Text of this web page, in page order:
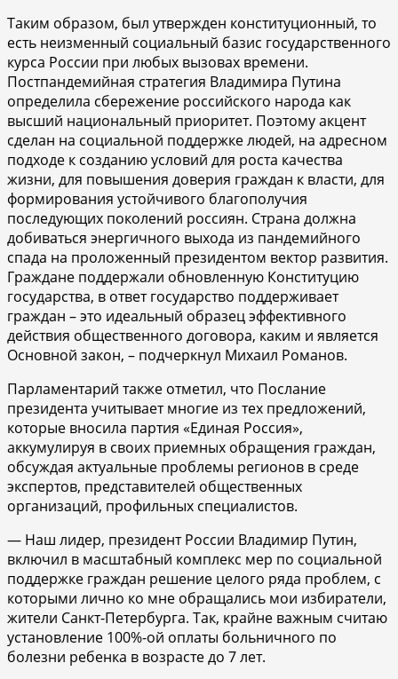
Таким образом, был утвержден конституционный, то
есть неизменный социальный базис государственного
курса России при любых вызовах времени.
Постпандемийная стратегия Владимира Путина
определила сбережение российского народа как
высший национальный приоритет. Поэтому акцент
сделан на социальной поддержке людей, на адресном
подходе к созданию условий для роста качества
жизни, для повышения доверия граждан к власти, для
формирования устойчивого благополучия
последующих поколений россиян. Страна должна
добиваться энергичного выхода из пандемийного
спада на проложенный президентом вектор развития.
Граждане поддержали обновленную Конституцию
государства, в ответ государство поддерживает
граждан – это идеальный образец эффективного
действия общественного договора, каким и является
Основной закон, – подчеркнул Михаил Романов.
Парламентарий также отметил, что Послание
президента учитывает многие из тех предложений,
которые вносила партия «Единая Россия»,
аккумулируя в своих приемных обращения граждан,
обсуждая актуальные проблемы регионов в среде
экспертов, представителей общественных
организаций, профильных специалистов.
— Наш лидер, президент России Владимир Путин,
включил в масштабный комплекс мер по социальной
поддержке граждан решение целого ряда проблем, с
которыми лично ко мне обращались мои избиратели,
жители Санкт-Петербурга. Так, крайне важным считаю
установление 100%-ой оплаты больничного по
болезни ребенка в возрасте до 7 лет.